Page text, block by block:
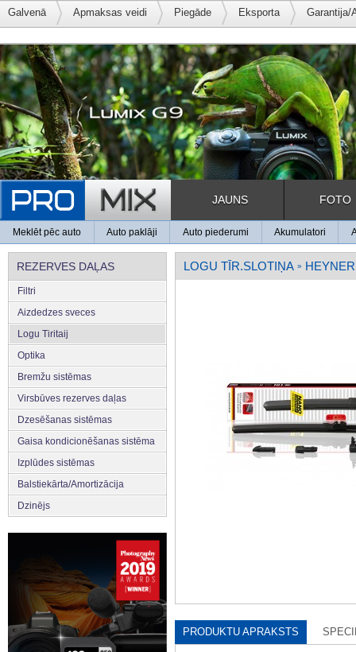
Galvenā Apmaksas veidi Piegāde Eksporta Garantija/
JAUNS FOTO
Meklēt pēc auto Auto paklāji Auto piederumi Akumulatori
REZERVES DAĻAS
Filtri
Aizdedzes sveces
Logu Tiritaij
Optika
Bremžu sistēmas
Virsbūves rezerves daļas
Dzesēšanas sistēmas
Gaisa kondicionēšanas sistēma
Izplūdes sistēmas
Balstiekārta/Amortizācija
Dzinējs
LOGU TĪR.SLOTIŅA »
PRODUKTU APRAKSTS